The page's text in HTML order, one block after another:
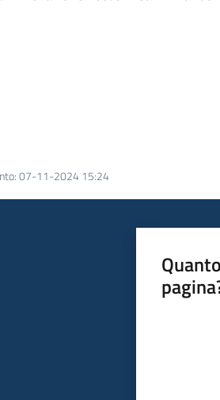
:07-11-2024 15:24